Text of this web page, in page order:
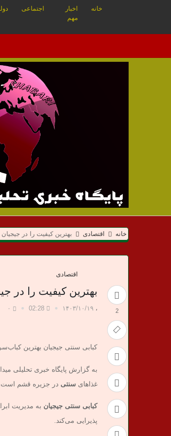
خانه
اخبار
مهم
اجتماعی
م
ی
ا
ن
خ
ب
ر
ی
خانه اقتصادی بهترین کیفیت را در
2
اقتصادی
بهترین کیفیت را در
، ۱۴۰۳/۱۰/۱۹ 02:28 ۰
کبابی سنتی جیجیان بهترین
به گزارش پایگاه خبری تحلیلی
غذاهای سنتی در جزیره قشم است.
کبابی سنتی جیجیان به مدیریت
پذیرایی می‌کند.